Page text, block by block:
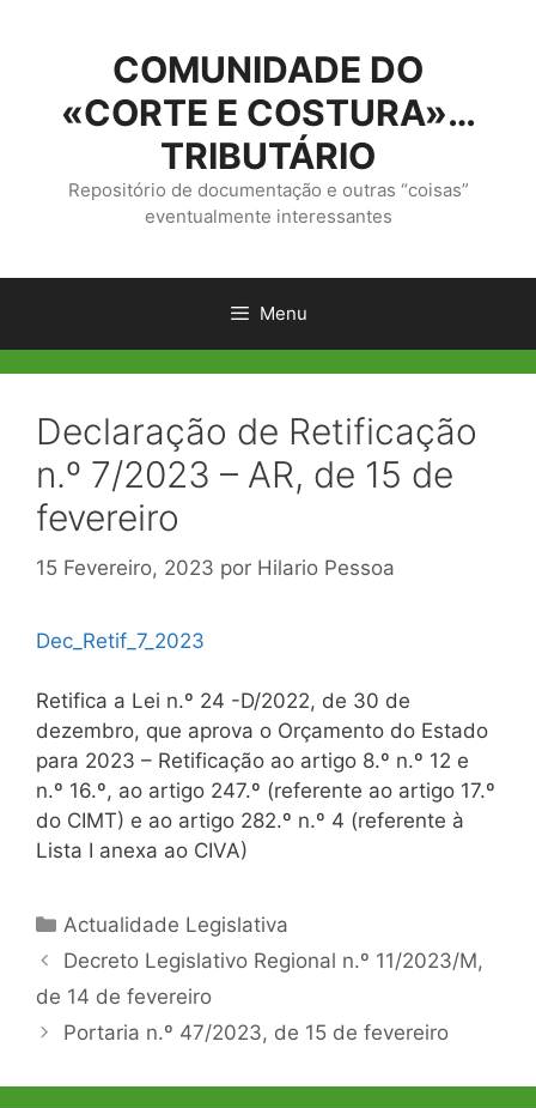
conteúdo
COMUNIDADE DO
«CORTE E COSTURA»…
TRIBUTÁRIO
Repositório de documentação e outras “coisas”
eventualmente interessantes
Menu
Declaração de Retificação
n.º 7/2023 – AR, de 15 de
fevereiro
15 Fevereiro, 2023 por Hilario Pessoa
Dec_Retif_7_2023
Retifica a Lei n.º 24 -D/2022, de 30 de
dezembro, que aprova o Orçamento do Estado
para 2023 – Retificação ao artigo 8.º n.º 12 e
n.º 16.º, ao artigo 247.º (referente ao artigo 17.º
do CIMT) e ao artigo 282.º n.º 4 (referente à
Lista I anexa ao CIVA)
Categorias
Actualidade Legislativa
Navegação
de
Decreto Legislativo Regional n.º 11/2023/M,
de 14 de fevereiro
Portaria n.º 47/2023, de 15 de fevereiro